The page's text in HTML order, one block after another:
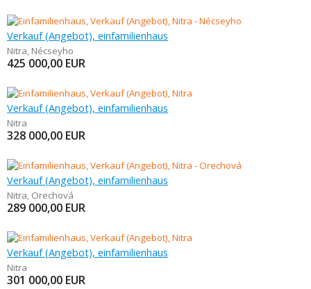
Verkauf (Angebot), einfamilienhaus
Nitra, Nécseyho
425 000,00 EUR
Verkauf (Angebot), einfamilienhaus
Nitra
328 000,00 EUR
Verkauf (Angebot), einfamilienhaus
Nitra, Orechová
289 000,00 EUR
Verkauf (Angebot), einfamilienhaus
Nitra
301 000,00 EUR